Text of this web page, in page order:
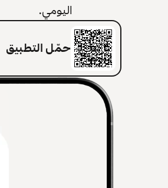
اليومي.
حمّل التطبيق